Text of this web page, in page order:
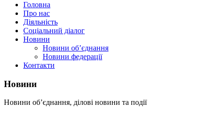
Головна
Про нас
Діяльність
Соціальний діалог
Новини
Новини об’єднання
Новини федерації
Контакти
Новини
Новини об’єднання, ділові новини та події